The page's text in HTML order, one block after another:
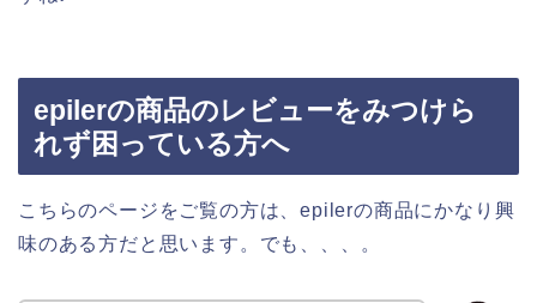
epilerの商品のレビューをみつけら
れず困っている方へ
こちらのページをご覧の方は、epilerの商品にかなり興
味のある方だと思います。でも、、、。